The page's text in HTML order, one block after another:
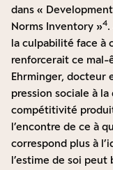
dans «
Norms Inventory »4.
la culpabilité face à
renforcerait ce mal-
Ehrminger, docteur
pression sociale à
compétitivité
l’encontre de ce à
correspond plus à
l’estime de soi